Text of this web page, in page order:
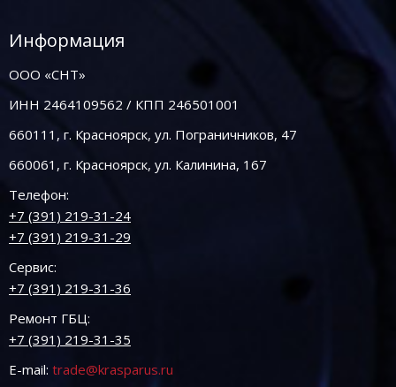
Информация
ООО «СНТ»
ИНН 2464109562 / КПП 246501001
660111, г. Красноярск, ул. Пограничников, 47
660061, г. Красноярск, ул. Калинина, 167
Телефон:
+7 (391) 219-31-24
+7 (391) 219-31-29
Сервис:
+7 (391) 219-31-36
Ремонт ГБЦ:
+7 (391) 219-31-35
E-mail: trade@krasparus.ru